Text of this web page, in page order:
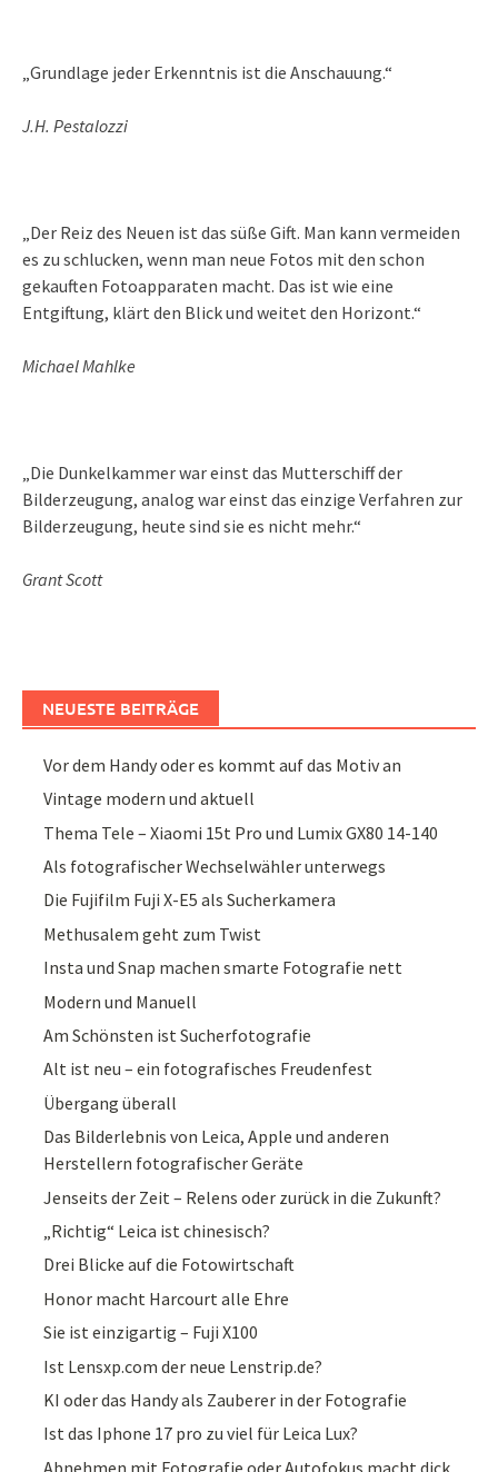
„Grundlage jeder Erkenntnis ist die Anschauung.“
J.H. Pestalozzi
„Der Reiz des Neuen ist das süße Gift. Man kann vermeiden
es zu schlucken, wenn man neue Fotos mit den schon
gekauften Fotoapparaten macht. Das ist wie eine
Entgiftung, klärt den Blick und weitet den Horizont.“
Michael Mahlke
„Die Dunkelkammer war einst das Mutterschiff der
Bilderzeugung, analog war einst das einzige Verfahren zur
Bilderzeugung, heute sind sie es nicht mehr.“
Grant Scott
NEUESTE BEITRÄGE
Vor dem Handy oder es kommt auf das Motiv an
Vintage modern und aktuell
Thema Tele – Xiaomi 15t Pro und Lumix GX80 14-140
Als fotografischer Wechselwähler unterwegs
Die Fujifilm Fuji X-E5 als Sucherkamera
Methusalem geht zum Twist
Insta und Snap machen smarte Fotografie nett
Modern und Manuell
Am Schönsten ist Sucherfotografie
Alt ist neu – ein fotografisches Freudenfest
Übergang überall
Das Bilderlebnis von Leica, Apple und anderen
Herstellern fotografischer Geräte
Jenseits der Zeit – Relens oder zurück in die Zukunft?
„Richtig“ Leica ist chinesisch?
Drei Blicke auf die Fotowirtschaft
Honor macht Harcourt alle Ehre
Sie ist einzigartig – Fuji X100
Ist Lensxp.com der neue Lenstrip.de?
KI oder das Handy als Zauberer in der Fotografie
Ist das Iphone 17 pro zu viel für Leica Lux?
Abnehmen mit Fotografie oder Autofokus macht dick